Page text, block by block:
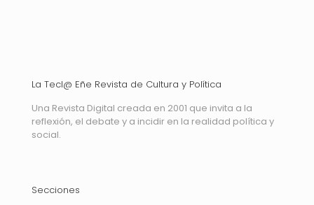
La Tecl@ Eñe Revista de Cultura y Política
Una Revista Digital creada en 2001 que invita a la
reflexión, el debate y a incidir en la realidad política y
social.
Secciones